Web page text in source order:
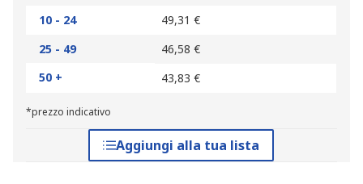
10 - 24
49,31 €
25 - 49
46,58 €
50 +
43,83 €
*prezzo indicativo
Aggiungi alla tua lista